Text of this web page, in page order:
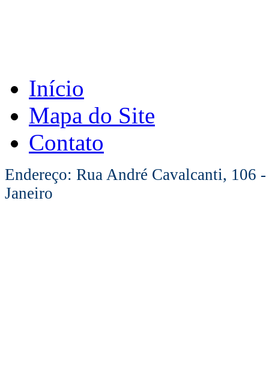
Início
Mapa do Site
Contato
Endereço: Rua André Cavalcanti, 106
Janeiro